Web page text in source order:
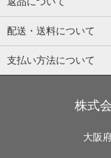
配送・送料について
支払い方法について
株式
大阪